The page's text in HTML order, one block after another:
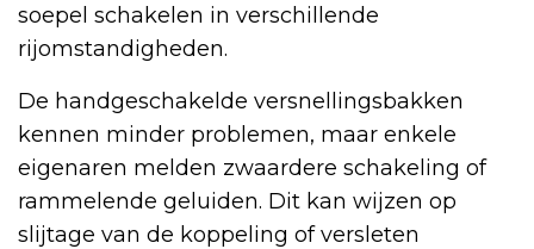
soepel schakelen in verschillende
rijomstandigheden.
De handgeschakelde versnellingsbakken
kennen minder problemen, maar enkele
eigenaren melden zwaardere schakeling of
rammelende geluiden. Dit kan wijzen op
slijtage van de koppeling of versleten